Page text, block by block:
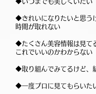
◆きれいになりたいと思う
時間が取れない
◆たくさん美容情報は見て
これでいいのかわからない
◆取り組んでみてるけど、
​◆一度プロに見てもらいた